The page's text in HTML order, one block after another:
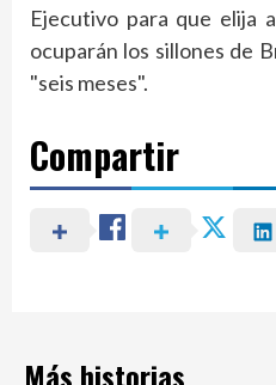
Ejecutivo para que elija
ocuparán los sillones de
"seis meses".
Compartir
Más historias